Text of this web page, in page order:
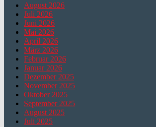
August 2026
Juli 2026
Juni 2026
Mai 2026
April 2026
März 2026
Februar 2026
Januar 2026
Dezember 2025
November 2025
Oktober 2025
September 2025
August 2025
Juli 2025